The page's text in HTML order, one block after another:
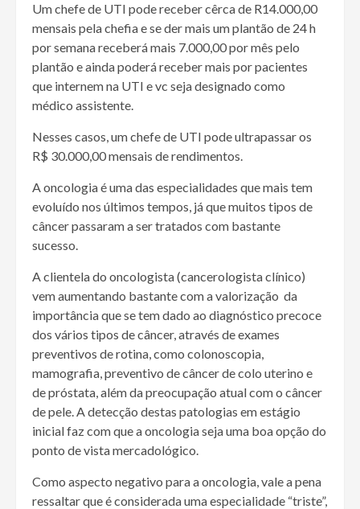
Um chefe de UTI pode receber cêrca de R14.000,00
mensais pela chefia e se der mais um plantão de 24 h
por semana receberá mais 7.000,00 por mês pelo
plantão e ainda poderá receber mais por pacientes
que internem na UTI e vc seja designado como
médico assistente.
Nesses casos, um chefe de UTI pode ultrapassar os
R$ 30.000,00 mensais de rendimentos.
A oncologia é uma das especialidades que mais tem
evoluído nos últimos tempos, já que muitos tipos de
câncer passaram a ser tratados com bastante
sucesso.
A clientela do oncologista (cancerologista clínico)
vem aumentando bastante com a valorização da
importância que se tem dado ao diagnóstico precoce
dos vários tipos de câncer, através de exames
preventivos de rotina, como colonoscopia,
mamografia, preventivo de câncer de colo uterino e
de próstata, além da preocupação atual com o câncer
de pele. A detecção destas patologias em estágio
inicial faz com que a oncologia seja uma boa opção do
ponto de vista mercadológico.
Como aspecto negativo para a oncologia, vale a pena
ressaltar que é considerada uma especialidade “triste”,